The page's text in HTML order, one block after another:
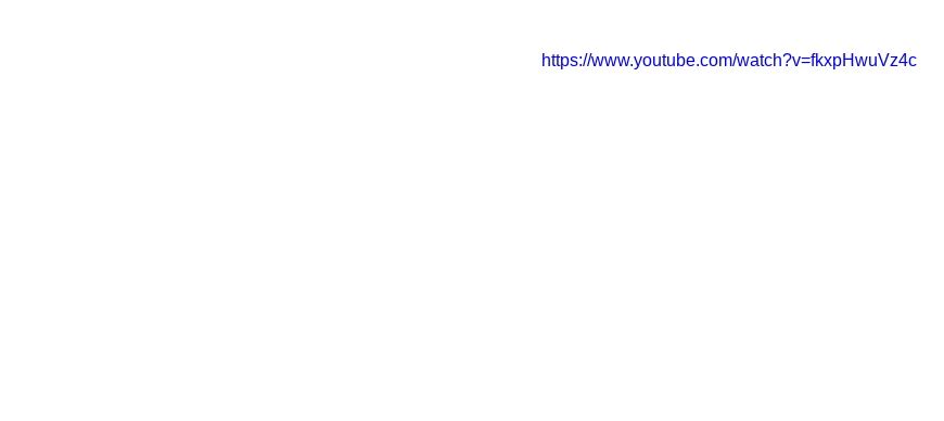
https://www.youtube.com/watch?v=fkxpHwuVz4c